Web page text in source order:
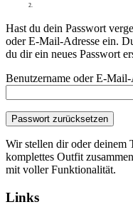
Hast du dein Passwort
oder E-Mail-Adresse ein.
du dir ein neues Passwort
Benutzername oder E-Mail-
Passwort zurücksetzen
Wir stellen dir oder deinem
komplettes Outfit
mit voller Funktionalität.
Links